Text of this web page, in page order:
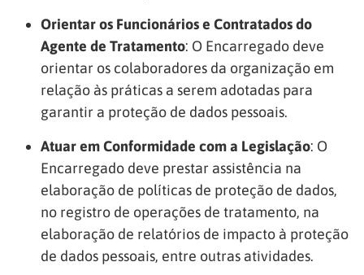
Orientar os Funcionários e Contratados do
Agente de Tratamento: O Encarregado deve
orientar os colaboradores da organização em
relação às práticas a serem adotadas para
garantir a proteção de dados pessoais.
Atuar em Conformidade com a Legislação: O
Encarregado deve prestar assistência na
elaboração de políticas de proteção de dados,
no registro de operações de tratamento, na
elaboração de relatórios de impacto à proteção
de dados pessoais, entre outras atividades.